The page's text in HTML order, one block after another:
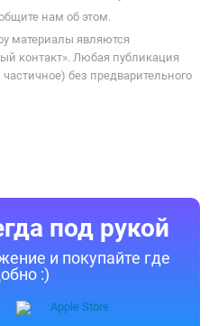
нам об этом.
материалы являются
контакт». Любая публикация
без предварительного
под рукой
и покупайте где
:)